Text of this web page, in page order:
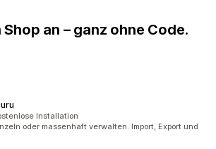
an – ganz ohne Code.
insgesamtInstallation
oder massenhaft verwalten. Import, Export und